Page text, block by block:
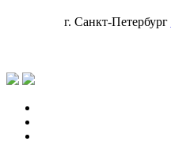
г. Санкт-Петербург